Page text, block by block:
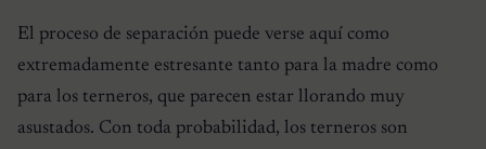
El proceso de separación puede verse aquí como
extremadamente estresante tanto para la madre como
para los terneros, que parecen estar llorando muy
asustados. Con toda probabilidad, los terneros son